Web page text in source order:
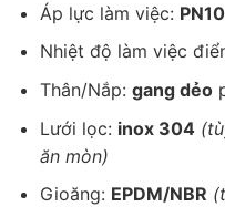
Áp lực làm việc:
Nhiệt độ làm việc
Thân/Nắp: gang dẻo
Lưới lọc: inox 304
ăn mòn)
Gioăng: EPDM/NBR